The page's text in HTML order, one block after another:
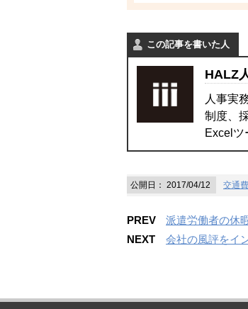
この記事を書いた人
HALZ
人事実
制度、
Excelツ
公開日： 2017/04/12 交通費
PREV
派遣労働者の休
NEXT
会社の風評をイ